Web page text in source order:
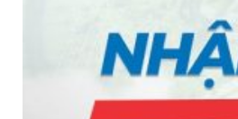
TẤM ỐP TRẦN INFRATOP
TẤM ỐP TƯỜNG MAX-3
TẤM ỐP ĐA NĂNG FRONTO